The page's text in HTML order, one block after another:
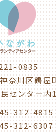
0835
奈川区鶴
センター内
312-4815
312-6307